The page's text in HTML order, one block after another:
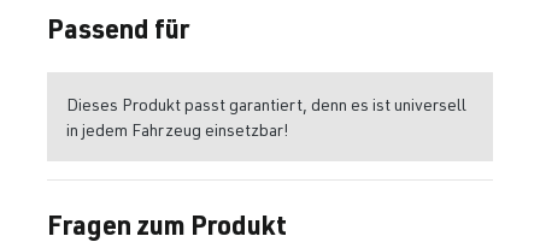
Passend für
Dieses Produkt passt garantiert, denn es ist universell
in jedem Fahrzeug einsetzbar!
Fragen zum Produkt